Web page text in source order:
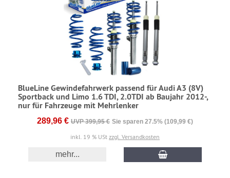
BlueLine Gewindefahrwerk passend für Audi A3 (8V)
Sportback und Limo 1.6 TDI, 2.0TDI ab Baujahr 2012-,
nur für Fahrzeuge mit Mehrlenker
289,96 € UVP 399,95 € Sie sparen 27.5% (109,99 €)
inkl. 19 % USt zzgl. Versandkosten
mehr...